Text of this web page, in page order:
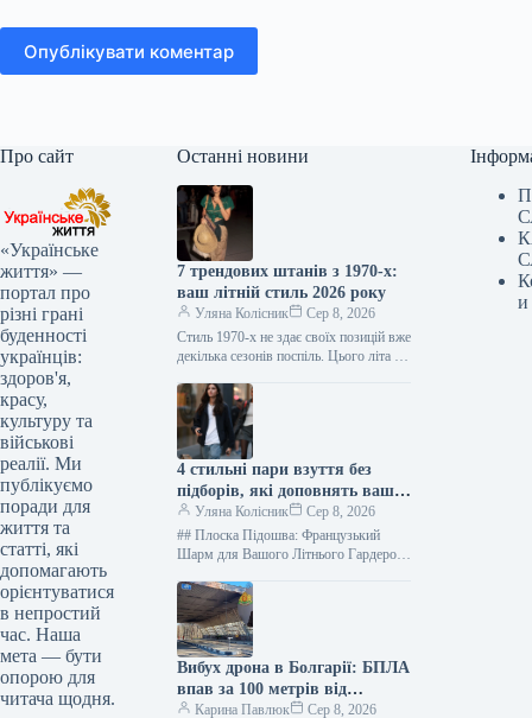
Опублікувати коментар
Про сайт
«Українське
життя» —
портал про
різні грані
буденності
українців:
здоров'я,
красу,
культуру та
військові
реалії. Ми
публікуємо
поради для
життя та
статті, які
допомагають
орієнтуватися
в непростий
час. Наша
мета — бути
опорою для
читача щодня.
Останні новини
7 трендових штанів з 1970-х:
ваш літній стиль 2026 року
Уляна Колісник
Сер 8, 2026
Стиль 1970-х не здає своїх позицій вже
декілька сезонів поспіль. Цього літа це
моделі, що були…
4 стильні пари взуття без
підборів, які доповнять ваш
літній образ
Уляна Колісник
Сер 8, 2026
## Плоска Підошва: Французький
Шарм для Вашого Літнього Гардеробу
шпильки! Сучасні модниці віддають
перевагу взуттю без…
Вибух дрона в Болгарії: БПЛА
впав за 100 метрів від
румунського кордону
Карина Павлюк Сер 8, 2026
и